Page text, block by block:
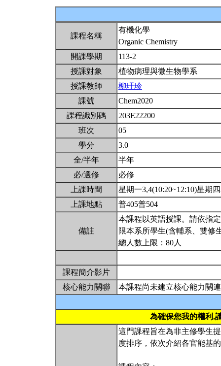
課程名稱
有機化學
Organic Chemistry
開課學期
113-2
授課對象
植物病理與微生物學系
授課教師
柳玗珍
課號
Chem2020
課程識別碼
203E22200
班次
05
學分
3.0
全/半年
半年
必/選修
必修
上課時間
星期一3,4(10:20~12:10)星期
上課地點
普405普504
備註
本課程以英語授課。請依指
限本系所學生(含輔系、雙修
總人數上限：80人
課程簡介影片
核心能力關聯
本課程尚未建立核心能力關連
為確保您我的權利,
這門課程旨在為非主修學生
度排序，依次介紹各官能基